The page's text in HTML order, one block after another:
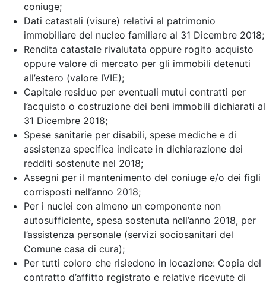
coniuge;
Dati catastali (visure) relativi al patrimonio
immobiliare del nucleo familiare al 31 Dicembre 2018;
Rendita catastale rivalutata oppure rogito acquisto
oppure valore di mercato per gli immobili detenuti
all’estero (valore IVIE);
Capitale residuo per eventuali mutui contratti per
l’acquisto o costruzione dei beni immobili dichiarati al
31 Dicembre 2018;
Spese sanitarie per disabili, spese mediche e di
assistenza specifica indicate in dichiarazione dei
redditi sostenute nel 2018;
Assegni per il mantenimento del coniuge e/o dei figli
corrisposti nell’anno 2018;
Per i nuclei con almeno un componente non
autosufficiente, spesa sostenuta nell’anno 2018, per
l’assistenza personale (servizi sociosanitari del
Comune casa di cura);
Per tutti coloro che risiedono in locazione: Copia del
contratto d’affitto registrato e relative ricevute di